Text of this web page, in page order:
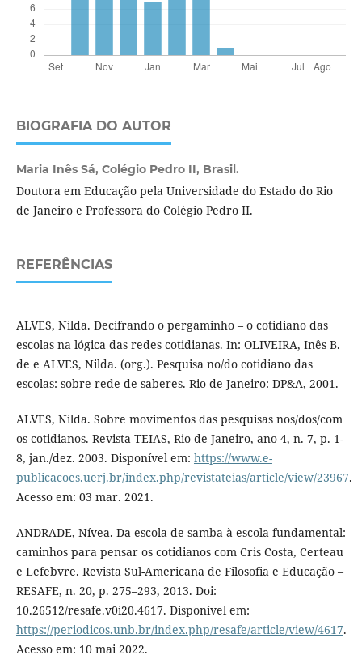
BIOGRAFIA DO AUTOR
Maria Inês Sá, Colégio Pedro II, Brasil.
Doutora em Educação pela Universidade do Estado do Rio
de Janeiro e Professora do Colégio Pedro II.
REFERÊNCIAS
ALVES, Nilda. Decifrando o pergaminho – o cotidiano das
escolas na lógica das redes cotidianas. In: OLIVEIRA, Inês B.
de e ALVES, Nilda. (org.). Pesquisa no/do cotidiano das
escolas: sobre rede de saberes. Rio de Janeiro: DP&A, 2001.
ALVES, Nilda. Sobre movimentos das pesquisas nos/dos/com
os cotidianos. Revista TEIAS, Rio de Janeiro, ano 4, n. 7, p. 1-
8, jan./dez. 2003. Disponível em: https://www.e-
publicacoes.uerj.br/index.php/revistateias/article/view/23967.
Acesso em: 03 mar. 2021.
ANDRADE, Nívea. Da escola de samba à escola fundamental:
caminhos para pensar os cotidianos com Cris Costa, Certeau
e Lefebvre. Revista Sul-Americana de Filosofia e Educação –
RESAFE, n. 20, p. 275–293, 2013. Doi:
10.26512/resafe.v0i20.4617. Disponível em:
https://periodicos.unb.br/index.php/resafe/article/view/4617.
Acesso em: 10 mai 2022.